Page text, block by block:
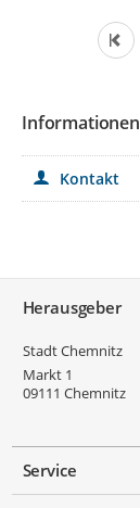
Informationen
Kontakt
Herausgeber
Stadt Chemnitz
Markt 1
09111 Chemnitz
Service